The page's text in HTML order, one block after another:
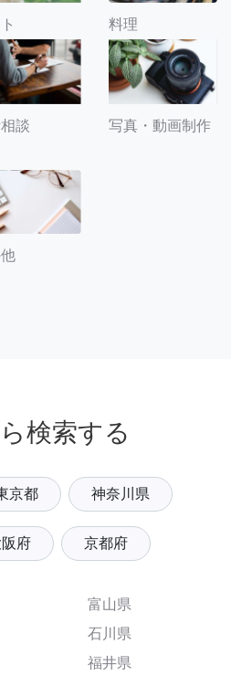
料理
談 写真・動画制作
検索する
京都 神奈川県
府 京都府
富山県
石川県
福井県